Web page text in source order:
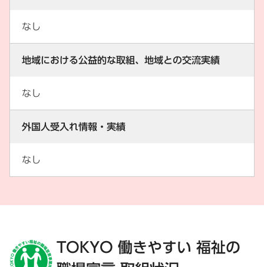
なし
地域における公益的な取組、地域との交流実績
なし
外国人受入れ情報・実績
なし
TOKYO 働きやすい 福祉の